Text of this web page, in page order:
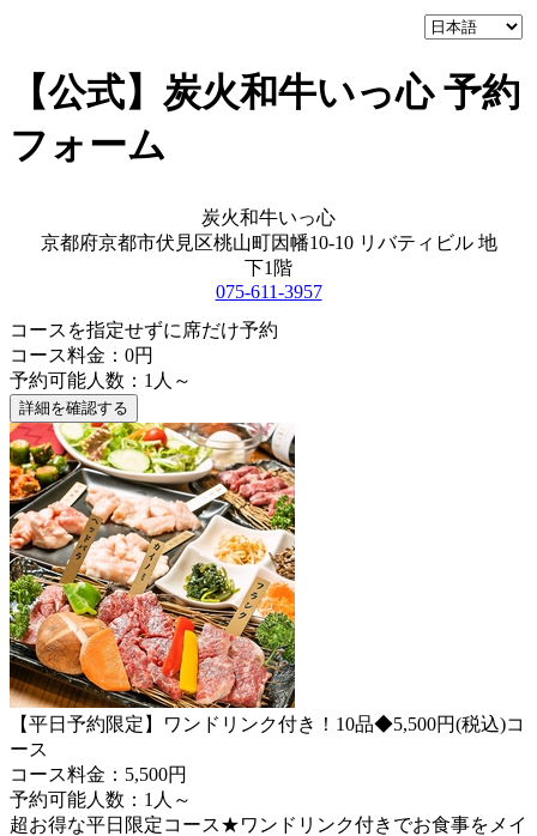
【公式】炭火和牛いっ心 予約
フォーム
炭火和牛いっ心
京都府京都市伏見区桃山町因幡10-10 リバティビル 地
下1階
075-611-3957
コースを指定せずに席だけ予約
コース料金：0円
予約可能人数：1人～
詳細を確認する
【平日予約限定】ワンドリンク付き！10品◆5,500円(税込)コ
ース
コース料金：5,500円
予約可能人数：1人～
超お得な平日限定コース★ワンドリンク付きでお食事をメイ